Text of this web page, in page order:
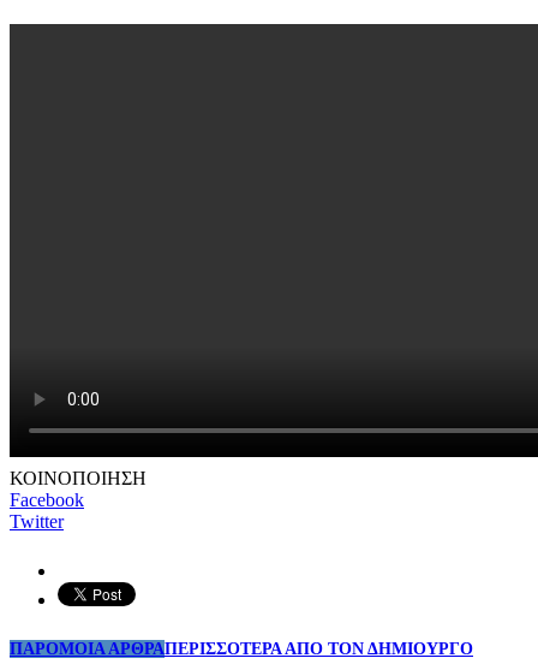
ΚΟΙΝΟΠΟΙΗΣΗ
Facebook
Twitter
ΠΑΡΟΜΟΙΑ ΑΡΘΡΑΠΕΡΙΣΣΟΤΕΡΑ ΑΠΟ ΤΟΝ ΔΗΜΙΟΥΡΓΟ